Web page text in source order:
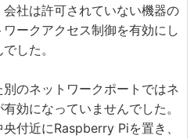
社は許可されていない機器の
ークアクセス制御を有効にし
した。
のネットワークポートではネ
効になっていませんでした。
付近にRaspberry Piを置き、